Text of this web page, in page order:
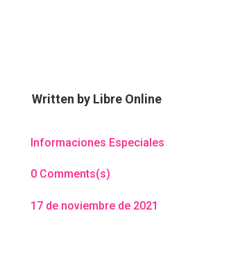
Written by Libre Online
Informaciones Especiales
0 Comments(s)
17 de noviembre de 2021